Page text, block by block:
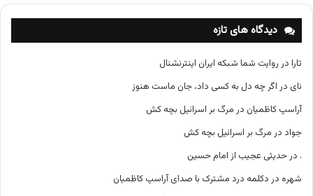
ه‌
ه
دیدگاه های تازه
تارا در روایت شما شبکه ایران اینترنشنال
نای در اگر چه دل به کسی داد، جان ماست هنوز
آراسپ کاظمیان در مرگ بر اسرائیل بچه کش
جواد در مرگ بر اسرائیل بچه کش
. در حدیثی عجیب از امام حسین
شهره در دکلمه درد مشترک با صدای آراسپ کاظمیان